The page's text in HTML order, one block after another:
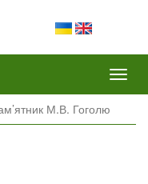
М.В. Гоголю